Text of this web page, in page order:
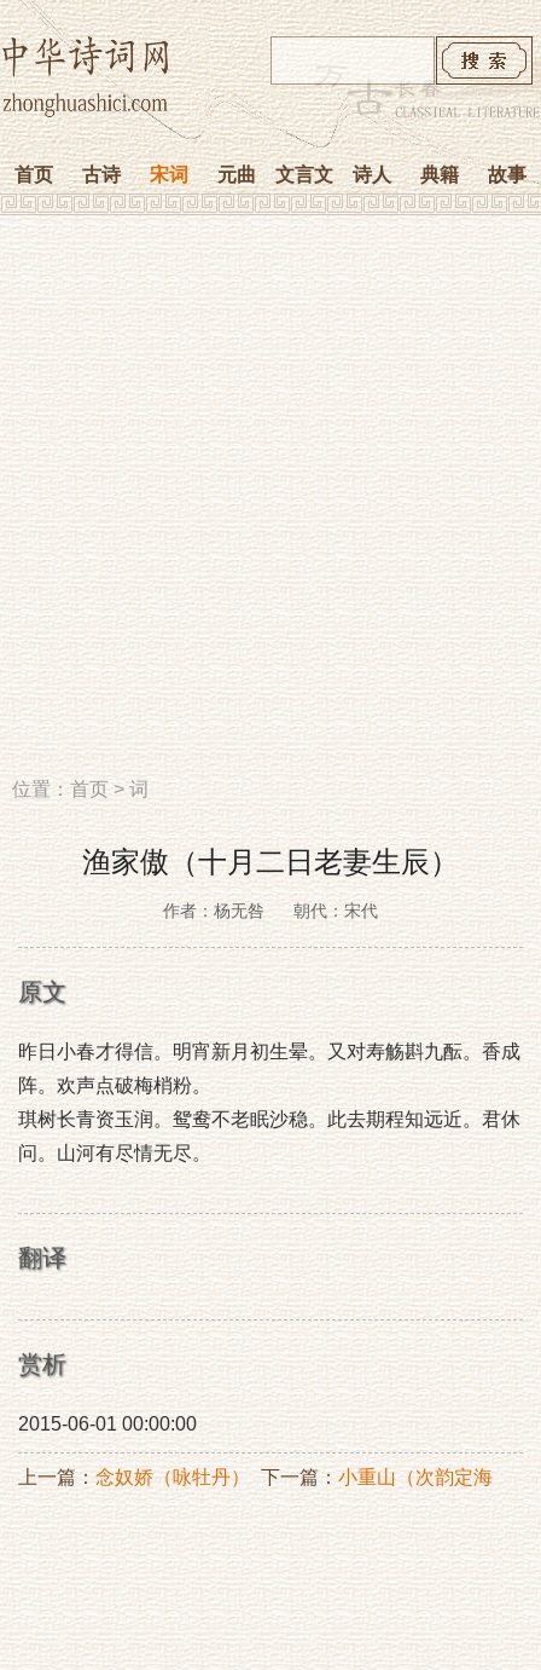
首页 古诗 宋词 元曲 文言文 诗人 典籍 故事
位置：首页>词
渔家傲（十月二日老妻生辰）
作者：杨无咎 朝代：宋代
原文
昨日小春才得信。明宵新月初生晕。又对寿觞斟九酝。香成
阵。欢声点破梅梢粉。
琪树长青资玉润。鸳鸯不老眠沙稳。此去期程知远近。君休
问。山河有尽情无尽。
翻译
赏析
2015-06-01 00:00:00
上一篇：念奴娇（咏牡丹） 下一篇：小重山（次韵定海
赵簿咏梅）